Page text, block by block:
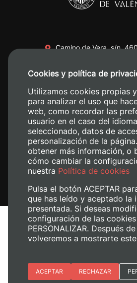
Camino de Vera, s/n.
+34 620 04
Avís legal
Política de cookies
Gestiona les
Cookies y política de
Utilizamos cookies propias
para analizar el uso que
web, como recordar las
usuario en el caso del idioma
seleccionado, datos de
personalización de la
obtener más información, o
cómo cambiar la
nuestra Política de cookies
Pulsa el botón ACEPTAR
que has leído y aceptado la
presentada. Si deseas
configuración de las
PERSONALIZAR. Después
volveremos a mostrarte este
Esenciales
ACEPTAR RECHAZAR